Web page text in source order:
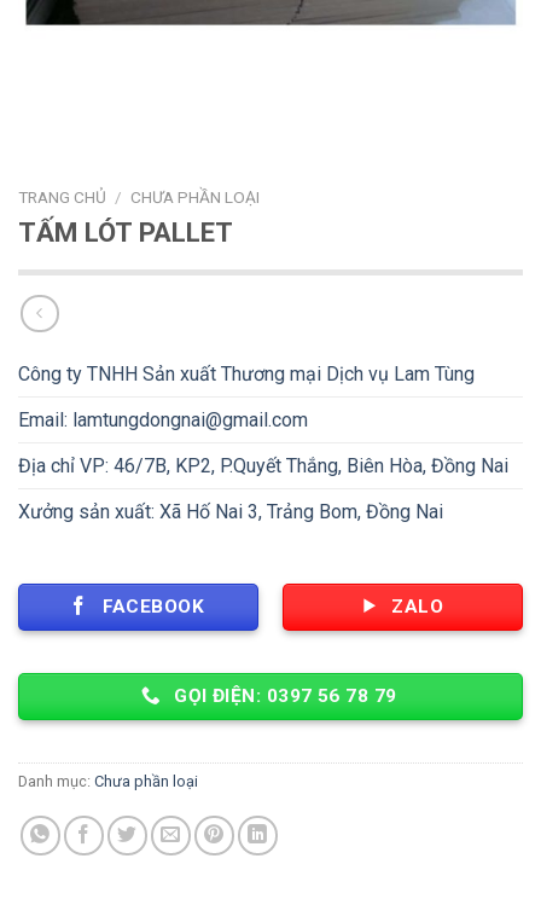
TRANG CHỦ / CHƯA PHẦN LOẠI
TẤM LÓT PALLET
Công ty TNHH Sản xuất Thương mại Dịch vụ Lam Tùng
Email: lamtungdongnai@gmail.com
Địa chỉ VP: 46/7B, KP2, P.Quyết Thắng, Biên Hòa, Đồng Nai
Xưởng sản xuất: Xã Hố Nai 3, Trảng Bom, Đồng Nai
FACEBOOK ZALO
GỌI ĐIỆN: 0397 56 78 79
Danh mục: Chưa phần loại